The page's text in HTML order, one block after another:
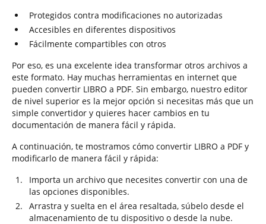
Protegidos contra modificaciones no autorizadas
Accesibles en diferentes dispositivos
Fácilmente compartibles con otros
Por eso, es una excelente idea transformar otros archivos a
este formato. Hay muchas herramientas en internet que
pueden convertir LIBRO a PDF. Sin embargo, nuestro editor
de nivel superior es la mejor opción si necesitas más que un
simple convertidor y quieres hacer cambios en tu
documentación de manera fácil y rápida.
A continuación, te mostramos cómo convertir LIBRO a PDF y
modificarlo de manera fácil y rápida:
Importa un archivo que necesites convertir con una de
las opciones disponibles.
Arrastra y suelta en el área resaltada, súbelo desde el
almacenamiento de tu dispositivo o desde la nube.